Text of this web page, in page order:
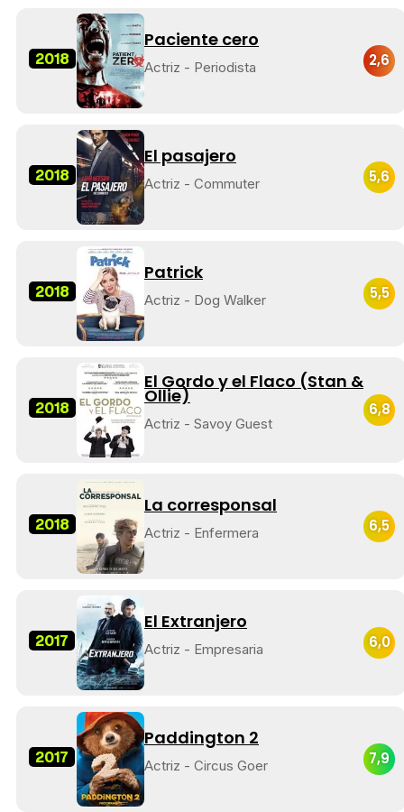
Tráiler 'Do Not Enter' (2026)
2018
Paciente cero
Actriz - Periodista 2,6
2018
El pasajero
Actriz - Commuter 5,6
2018
Patrick
Actriz - Dog Walker 5,5
2018
El Gordo y el Flaco (Stan &
Ollie)
Actriz - Savoy Guest
6,8
2018
La corresponsal
Actriz - Enfermera 6,5
2017
El Extranjero
Actriz - Empresaria 6,0
2017
Paddington 2
Actriz - Circus Goer 7,9